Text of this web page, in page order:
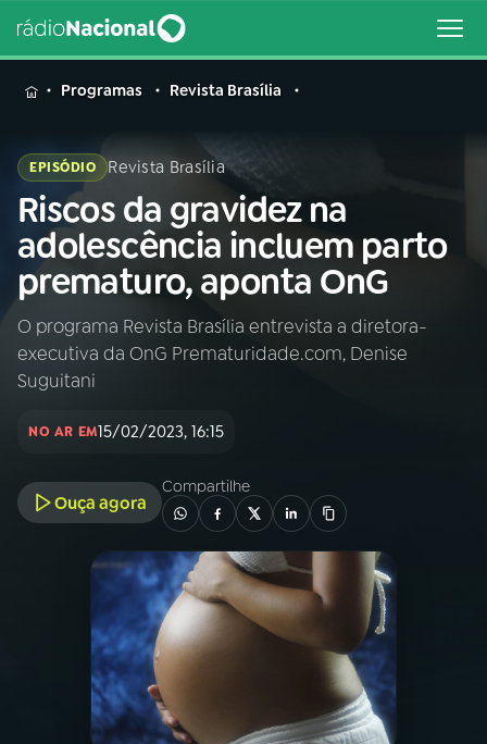
MENU
Buscar
na
Rádio
Nacional
Buscar
AO VIVO
PROGRAMAS
PODCASTS
Programas Revista Brasília
EPISÓDIO Revista Brasília
Riscos da gravidez na
adolescência incluem parto
prematuro, aponta OnG
O programa Revista Brasília entrevista a diretora-
executiva da OnG Prematuridade.com, Denise
Suguitani
NO AR EM15/02/2023, 16:15
Ouça agora
Compartilhe